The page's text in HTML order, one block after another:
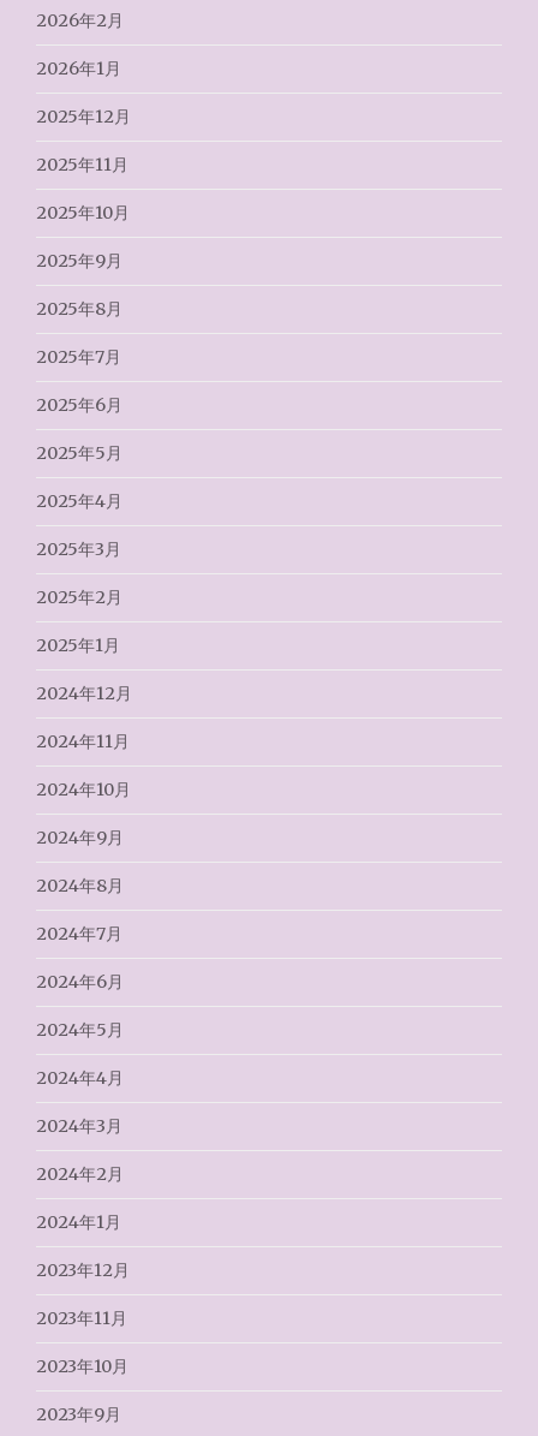
2026年2月
2026年1月
2025年12月
2025年11月
2025年10月
2025年9月
2025年8月
2025年7月
2025年6月
2025年5月
2025年4月
2025年3月
2025年2月
2025年1月
2024年12月
2024年11月
2024年10月
2024年9月
2024年8月
2024年7月
2024年6月
2024年5月
2024年4月
2024年3月
2024年2月
2024年1月
2023年12月
2023年11月
2023年10月
2023年9月